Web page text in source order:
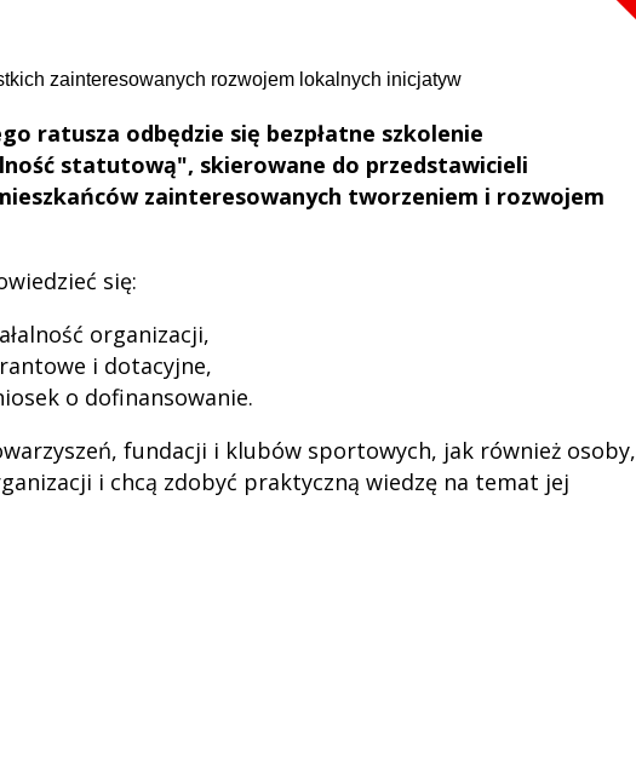
ratusza odbędzie się bezpłatne szkolenie
statutową", skierowane do przedstawicieli
zainteresowanych tworzeniem i rozwojem
się:
organizacji,
i dotacyjne,
o dofinansowanie.
fundacji i klubów sportowych, jak również osoby,
i chcą zdobyć praktyczną wiedzę na temat jej